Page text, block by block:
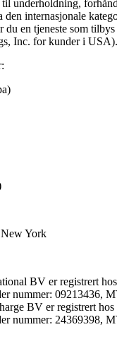
underholdning,
den internasjonale
en tjeneste som
Inc. for kunder i USA).
York
BV er registrert
nummer: 09213436,
BV er registrert hos
nummer: 24369398,